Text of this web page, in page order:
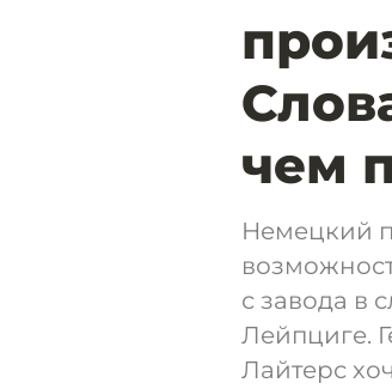
чем
Немецкий
с завода в
Лейпциге.
Лайтерс